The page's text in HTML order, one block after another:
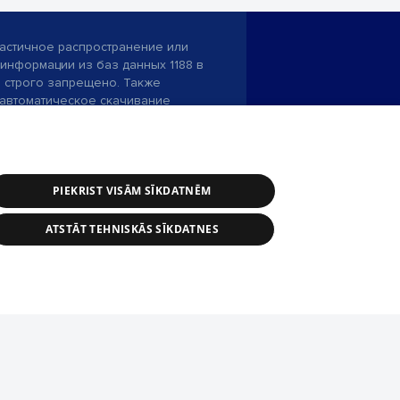
распространение или
из баз данных 1188 в
запрещено. Также
скачивание
портала: э-почта -info@1188.lv
Helio Media2004-2026
PIEKRIST VISĀM SĪKDATNĒM
ATSTĀT TEHNISKĀS SĪKDATNES